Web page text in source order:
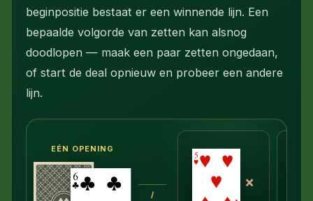
beginpositie bestaat er een winnende lijn. Een
bepaalde volgorde van zetten kan alsnog
doodlopen — maak een paar zetten ongedaan,
of start de deal opnieuw en probeer een andere
lijn.
EÉN OPENING
/
×